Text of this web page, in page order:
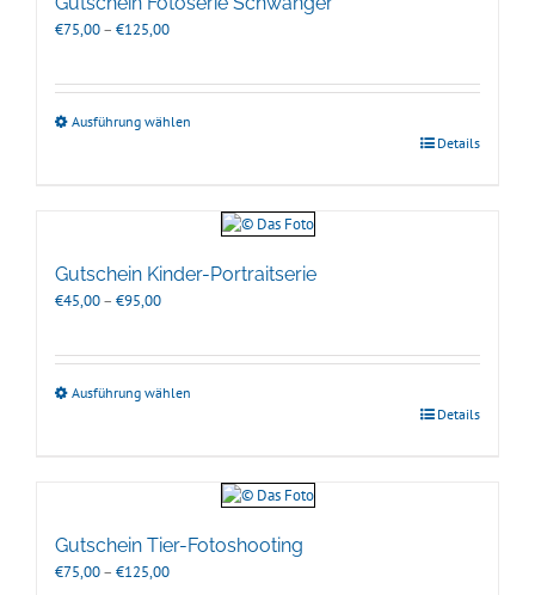
€75,00– €125,00Preisspanne:
€125,00
Ausführung wählen
Details
Gutschein Kinder-Portraitserie
€45,00– €95,00Preisspanne:
€95,00
Ausführung wählen
Details
Gutschein Tier-Fotoshooting
€75,00– €125,00Preisspanne: